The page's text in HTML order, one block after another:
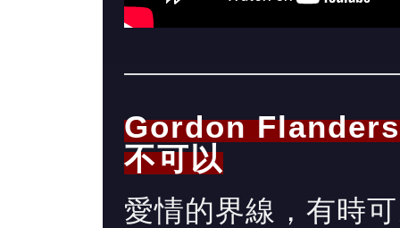
Gordon
不可以
愛情的界線，有時